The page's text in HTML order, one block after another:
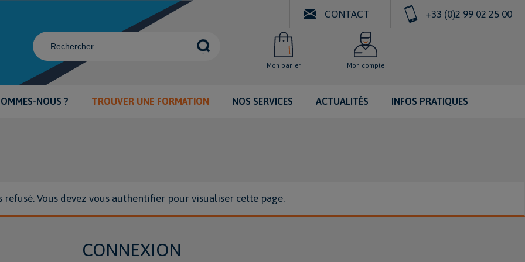
CONTACT +33 (0)2 99 02 25 00
Mon panier Mon compte
NOUS ? TROUVER UNE FORMATION NOS SERVICES ACTUALITÉS INFOS PRATIQUES
refusé. Vous devez vous authentifier pour visualiser cette page.
CONNEXION